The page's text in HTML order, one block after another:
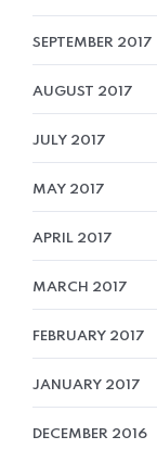
SEPTEMBER 2017
AUGUST 2017
JULY 2017
MAY 2017
APRIL 2017
MARCH 2017
FEBRUARY 2017
JANUARY 2017
DECEMBER 2016